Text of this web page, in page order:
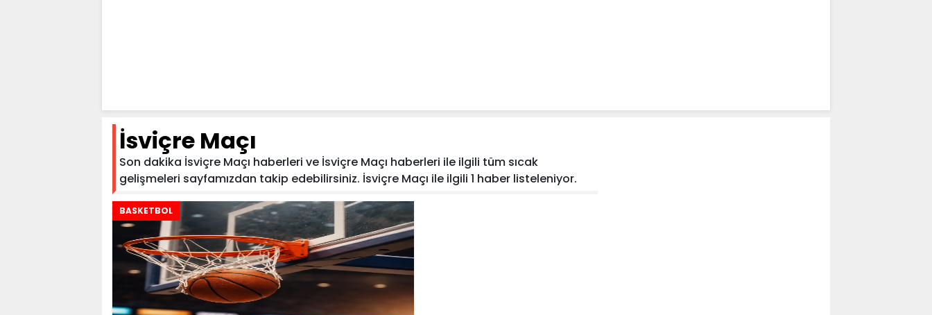
İsviçre Maçı
Son dakika İsviçre Maçı haberleri ve İsviçre Maçı haberleri ile ilgili tüm sıcak
gelişmeleri sayfamızdan takip edebilirsiniz. İsviçre Maçı ile ilgili 1 haber listeleniyor.
BASKETBOL